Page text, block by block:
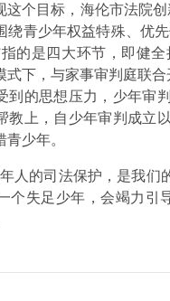
这个目标，海伦市法院
绕青少年权益特殊、优
指的是四大环节，即健
式下，与家事审判庭联
到的思想压力，少年审
教上，自少年审判成立
少年。
人的司法保护，是我们
个失足少年，会竭力引